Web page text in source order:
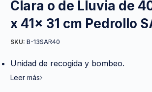
Clara o de Lluvia de
x 41x 31 cm Pedrollo
SKU: B-13SAR40
Unidad de recogida y bombeo.
Leer más